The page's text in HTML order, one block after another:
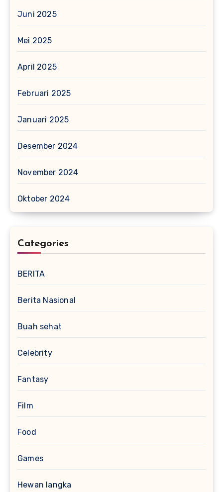
Juni 2025
Mei 2025
April 2025
Februari 2025
Januari 2025
Desember 2024
November 2024
Oktober 2024
Categories
BERITA
Berita Nasional
Buah sehat
Celebrity
Fantasy
Film
Food
Games
Hewan langka